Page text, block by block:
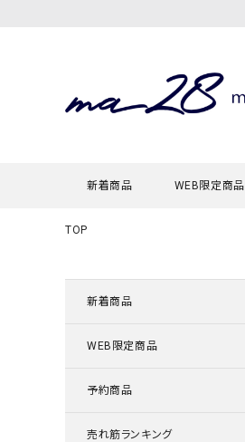
新着商品 WEB限定商品
TOP
新着商品
WEB限定商品
予約商品
売れ筋ランキング